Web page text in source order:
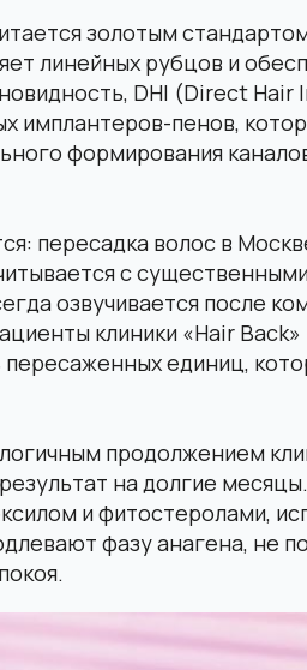
золотым
линейных рубцов и
DHI (Direct
имплантеров-пенов,
формирования
пересадка волос в
с
озвучивается после
клиники «Hair
единиц,
продолжением
на долгие месяцы.
и фитостеролами,
фазу анагена, не